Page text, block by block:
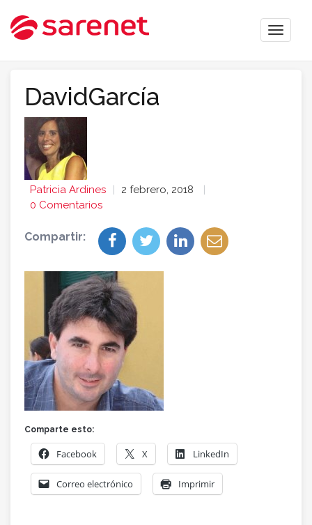
Toggle
DavidGarcía
Patricia Ardines
2 febrero, 2018
0 Comentarios
Compartir:
Comparte esto:
Facebook X LinkedIn
Correo electrónico Imprimir